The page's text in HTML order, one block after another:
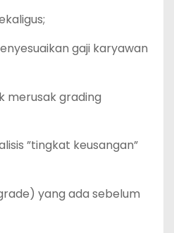
gaji karyawan
merusak grading
”tingkat keusangan”
yang ada sebelum